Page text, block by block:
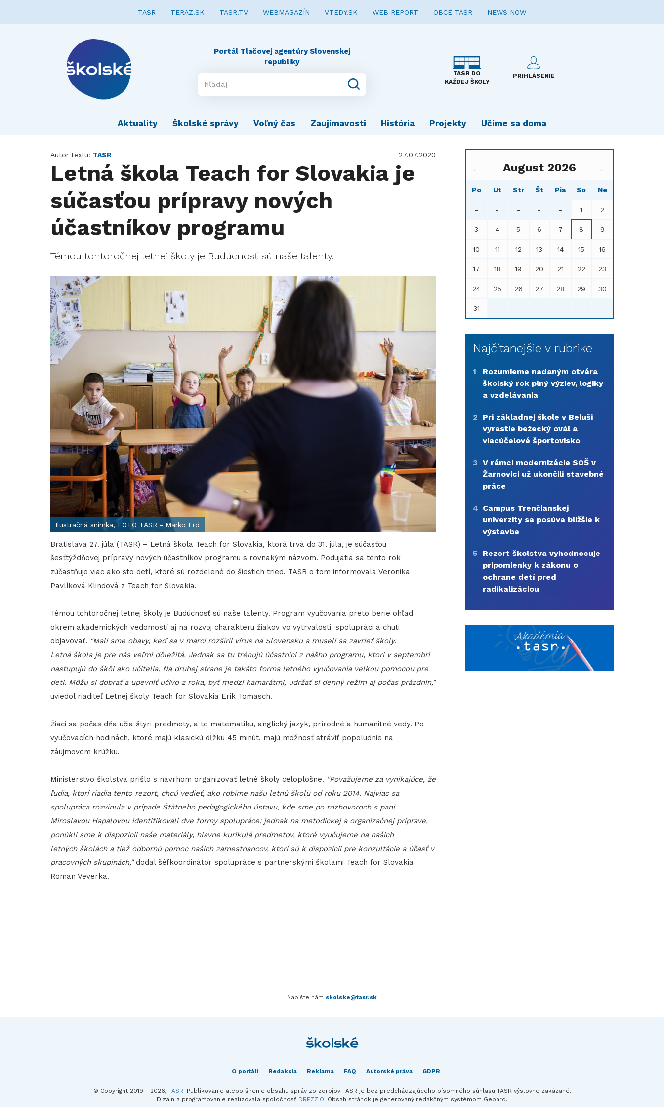
TASR TERAZ.SK TASR.TV WEBMAGAZÍN VTEDY.SK WEB REPORT OBCE TASR NEWS NOW
Portál Tlačovej agentúry Slovenskej
republiky
TASR DO
KAŽDEJ ŠKOLY
PRIHLÁSENIE
Aktuality Školské správy Voľný čas Zaujímavosti História Projekty Učíme sa doma
Autor textu: TASR 27.07.2020
Letná škola Teach for Slovakia je
súčasťou prípravy nových
účastníkov programu
Témou tohtoročnej letnej školy je Budúcnosť sú naše talenty.
Ilustračná snímka, FOTO TASR - Marko Erd
Bratislava 27. júla (TASR) – Letná škola Teach for Slovakia, ktorá trvá do 31. júla, je súčasťou
šesťtýždňovej prípravy nových účastníkov programu s rovnakým názvom. Podujatia sa tento rok
zúčastňuje viac ako sto detí, ktoré sú rozdelené do šiestich tried. TASR o tom informovala Veronika
Pavlíková Klindová z Teach for Slovakia.
Témou tohtoročnej letnej školy je Budúcnosť sú naše talenty. Program vyučovania preto berie ohľad
okrem akademických vedomostí aj na rozvoj charakteru žiakov vo vytrvalosti, spolupráci a chuti
objavovať. "Mali sme obavy, keď sa v marci rozšíril vírus na Slovensku a museli sa zavrieť školy.
Letná škola je pre nás veľmi dôležitá. Jednak sa tu trénujú účastníci z nášho programu, ktorí v septembri
nastupujú do škôl ako učitelia. Na druhej strane je takáto forma letného vyučovania veľkou pomocou pre
deti. Môžu si dobrať a upevniť učivo z roka, byť medzi kamarátmi, udržať si denný režim aj počas prázdnin,"
uviedol riaditeľ Letnej školy Teach for Slovakia Erik Tomasch.
Žiaci sa počas dňa učia štyri predmety, a to matematiku, anglický jazyk, prírodné a humanitné vedy. Po
vyučovacích hodinách, ktoré majú klasickú dĺžku 45 minút, majú možnosť stráviť popoludnie na
záujmovom krúžku.
Ministerstvo školstva prišlo s návrhom organizovať letné školy celoplošne. "Považujeme za vynikajúce, že
ľudia, ktorí riadia tento rezort, chcú vedieť, ako robíme našu letnú školu od roku 2014. Najviac sa
spolupráca rozvinula v prípade Štátneho pedagogického ústavu, kde sme po rozhovoroch s pani
Miroslavou Hapalovou identifikovali dve formy spolupráce: jednak na metodickej a organizačnej príprave,
ponúkli sme k dispozícii naše materiály, hlavne kurikulá predmetov, ktoré vyučujeme na našich
letných školách a tiež odbornú pomoc našich zamestnancov, ktorí sú k dispozícii pre konzultácie a účasť v
pracovných skupinách,"dodal šéfkoordinátor spolupráce s partnerskými školami Teach for Slovakia
Roman Veverka.
← August 2026 →
Po Ut Str Št Pia So Ne
- - - - - 1 2
3 4 5 6 7 8 9
10 11 12 13 14 15 16
17 18 19 20 21 22 23
24 25 26 27 28 29 30
31 - - - - - -
Najčítanejšie v rubrike
1
Rozumieme nadaným otvára
školský rok plný výziev, logiky
a vzdelávania
2
Pri základnej škole v Beluši
vyrastie bežecký ovál a
viacúčelové športovisko
3 V rámci modernizácie SOŠ v
Žarnovici už ukončili stavebné
práce
4 Campus Trenčianskej
univerzity sa posúva bližšie k
výstavbe
5
Rezort školstva vyhodnocuje
pripomienky k zákonu o
ochrane detí pred
radikalizáciou
Napíšte nám skolske@tasr.sk
O portáli Redakcia Reklama FAQ Autorské práva GDPR
© Copyright 2019 - 2026, TASR. Publikovanie alebo šírenie obsahu správ zo zdrojov TASR je bez predchádzajúceho písomného súhlasu TASR výslovne zakázané.
Dizajn a programovanie realizovala spoločnosť DREZZIO. Obsah stránok je generovaný redakčným systémom Gepard.